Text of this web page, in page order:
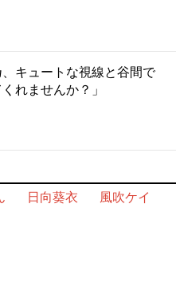
キュートな視線と谷間で
くれませんか？」
日向葵衣
風吹ケイ